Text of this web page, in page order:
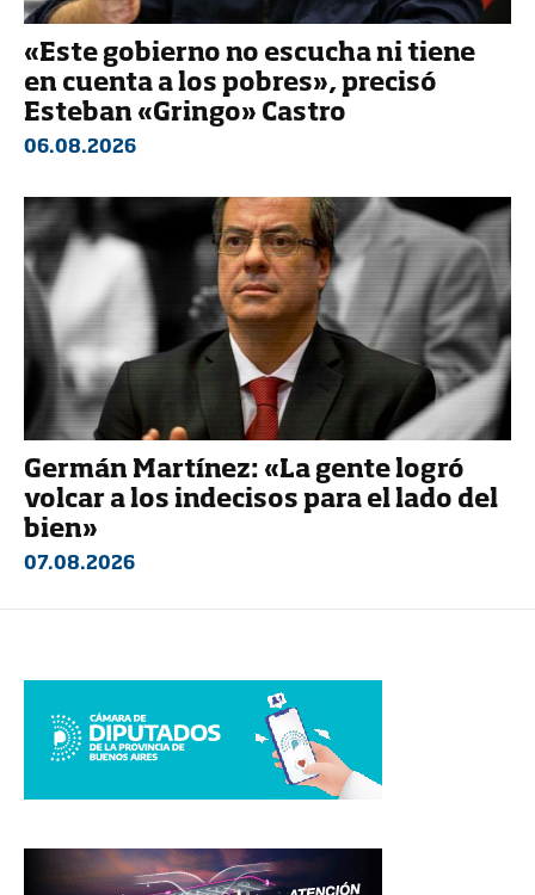
«Este gobierno no escucha ni tiene
en cuenta a los pobres», precisó
Esteban «Gringo» Castro
06.08.2026
Germán Martínez: «La gente logró
volcar a los indecisos para el lado del
bien»
07.08.2026